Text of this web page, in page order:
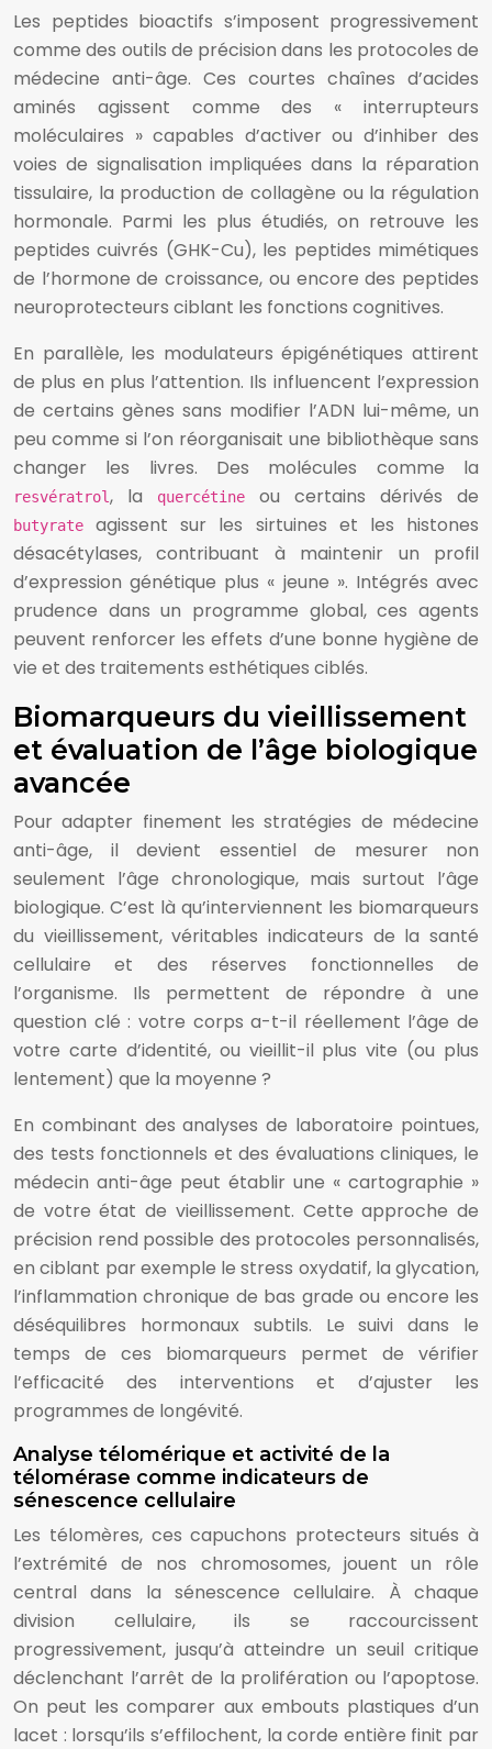
Les peptides bioactifs s’imposent progressivement
comme des outils de précision dans les protocoles de
médecine anti-âge. Ces courtes chaînes d’acides
aminés agissent comme des « interrupteurs
moléculaires » capables d’activer ou d’inhiber des
voies de signalisation impliquées dans la réparation
tissulaire, la production de collagène ou la régulation
hormonale. Parmi les plus étudiés, on retrouve les
peptides cuivrés (GHK-Cu), les peptides mimétiques
de l’hormone de croissance, ou encore des peptides
neuroprotecteurs ciblant les fonctions cognitives.
En parallèle, les modulateurs épigénétiques attirent
de plus en plus l’attention. Ils influencent l’expression
de certains gènes sans modifier l’ADN lui-même, un
peu comme si l’on réorganisait une bibliothèque sans
changer les livres. Des molécules comme la
resvératrol, la quercétine ou certains dérivés de
butyrate
agissent sur les sirtuines et les histones
désacétylases, contribuant à maintenir un profil
d’expression génétique plus « jeune ». Intégrés avec
prudence dans un programme global, ces agents
peuvent renforcer les effets d’une bonne hygiène de
vie et des traitements esthétiques ciblés.
Biomarqueurs du vieillissement
et évaluation de l’âge biologique
avancée
Pour adapter finement les stratégies de médecine
anti-âge, il devient essentiel de mesurer non
seulement l’âge chronologique, mais surtout l’âge
biologique. C’est là qu’interviennent les biomarqueurs
du vieillissement, véritables indicateurs de la santé
cellulaire et des réserves fonctionnelles de
l’organisme. Ils permettent de répondre à une
question clé : votre corps a-t-il réellement l’âge de
votre carte d’identité, ou vieillit-il plus vite (ou plus
lentement) que la moyenne ?
En combinant des analyses de laboratoire pointues,
des tests fonctionnels et des évaluations cliniques, le
médecin anti-âge peut établir une « cartographie »
de votre état de vieillissement. Cette approche de
précision rend possible des protocoles personnalisés,
en ciblant par exemple le stress oxydatif, la glycation,
l’inflammation chronique de bas grade ou encore les
déséquilibres hormonaux subtils. Le suivi dans le
temps de ces biomarqueurs permet de vérifier
l’efficacité des interventions et d’ajuster les
programmes de longévité.
Analyse télomérique et activité de la
télomérase comme indicateurs de
sénescence cellulaire
Les télomères, ces capuchons protecteurs situés à
l’extrémité de nos chromosomes, jouent un rôle
central dans la sénescence cellulaire. À chaque
division cellulaire, ils se raccourcissent
progressivement, jusqu’à atteindre un seuil critique
déclenchant l’arrêt de la prolifération ou l’apoptose.
On peut les comparer aux embouts plastiques d’un
lacet : lorsqu’ils s’effilochent, la corde entière finit par